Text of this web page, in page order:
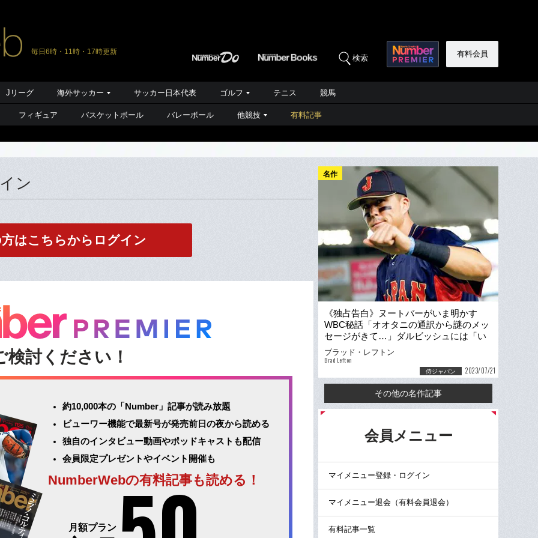
毎日6時・11時・17時更新
検索 有料会員
Jリーグ 海外サッカー サッカー日本代表 ゴルフ テニス 競馬
フィギュア バスケットボール バレーボール 他競技 有料記事
ン
はこちらからログイン
検討ください！
約10,000本の「Number」記事が読み放題
ビューワー機能で最新号が発売前日の夜から読める
独自のインタビュー動画やポッドキャストも配信
会員限定プレゼントやイベント開催も
NumberWebの有料記事も読める！
月額プラン
名作
《独占告白》ヌートバーがいま明かす
WBC秘話「オオタニの通訳から謎のメッ
セージがきて…」ダルビッシュには「い
きなりでビビっちゃって」
ブラッド・レフトン
Brad Lefton
侍ジャパン 2023/07/21
その他の名作記事
会員メニュー
マイメニュー登録・ログイン
マイメニュー退会（有料会員退会）
有料記事一覧